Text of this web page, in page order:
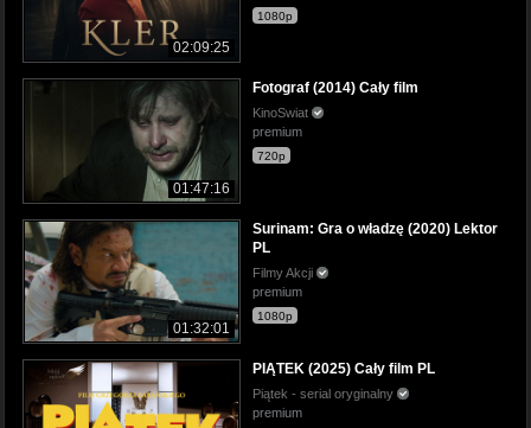
02:09:25
1080p
01:47:16
Fotograf (2014) Cały film
KinoSwiat
premium
720p
01:32:01
Surinam: Gra o władzę (2020) Lektor
PL
Filmy Akcji
premium
1080p
PIĄTEK (2025) Cały film PL
Piątek - serial oryginalny
premium